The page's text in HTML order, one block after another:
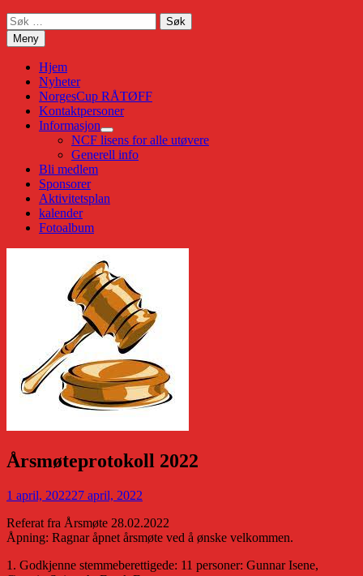
Søk
etter:
Meny
Hjem
Nyheter
NorgesCup RÅTØFF
Kontaktpersoner
Informasjon
Show
sub
menu
NCF lisens for alle utøvere
Generell info
Bli medlem
Sponsorer
Aktivitetsplan
kalender
Fotoalbum
Årsmøteprotokoll 2022
1 april, 202227 april, 2022
Referat fra Årsmøte 28.02.2022
Åpning: Ragnar åpnet årsmøte ved å ønske velkommen.
1. Godkjenne stemmeberettigede: 11 personer: Gunnar Isene,